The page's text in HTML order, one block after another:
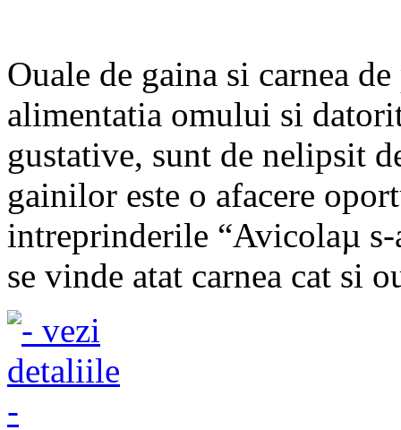
Ouale de gaina si carnea
alimentatia omului si
gustative, sunt de nelipsit
gainilor este o afacere
intreprinderile “Avicolaµ s-
se vinde atat carnea cat si